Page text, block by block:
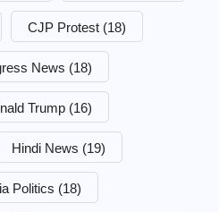
CJP Protest (18)
News (18)
Trump (16)
Hindi News (19)
Politics (18)